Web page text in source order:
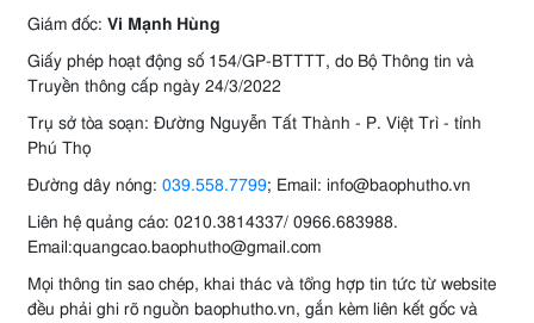
Giám đốc: Vi Mạnh Hùng
Giấy phép hoạt động số 154/GP-BTTTT, do Bộ Thông tin và
Truyền thông cấp ngày 24/3/2022
Trụ sở tòa soạn: Đường Nguyễn Tất Thành - P. Việt Trì - tỉnh
Phú Thọ
Đường dây nóng: 039.558.7799; Email: info@baophutho.vn
Liên hệ quảng cáo: 0210.3814337/ 0966.683988.
Email:quangcao.baophutho@gmail.com
Mọi thông tin sao chép, khai thác và tổng hợp tin tức từ website
đều phải ghi rõ nguồn baophutho.vn, gắn kèm liên kết gốc và